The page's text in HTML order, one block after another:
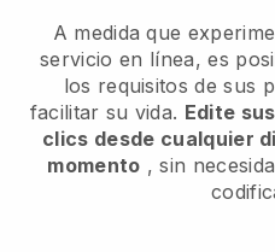
A medida que
servicio en línea, es
los requisitos de sus
facilitar su vida. Edite
clics desde cualquier
momento , sin